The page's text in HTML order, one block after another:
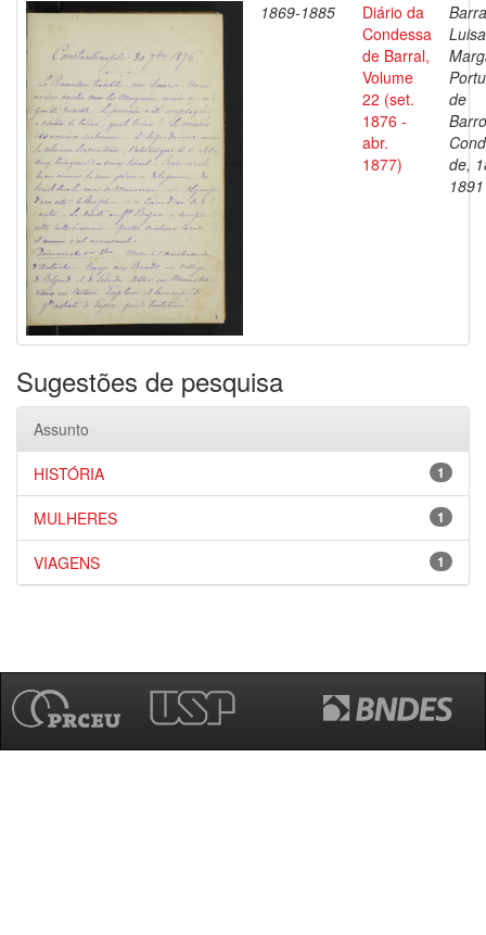
1869-1885
Diário da
Condessa
de Barral,
Volume
22 (set.
1876 -
abr.
1877)
Luisa
de
de,
1891
Sugestões de pesquisa
Assunto
1
HISTÓRIA
1
MULHERES
1
VIAGENS